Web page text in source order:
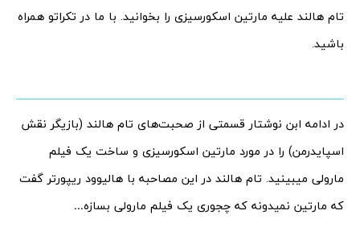
تام هالند علیه مارتین اسکورسیزی را بخوانید. با ما در تکراتو همراه
باشید.
در ادامه ابن نوشتار قسمتی از صحبت‌های تام هالند (بازیگر نقش
اسپایدرمن) را در مورد مارتین اسکورسیزی و ساخت یک فیلم
مارولی میبینید. تام هالند در این مصاحبه با هالیوود ریپورتر گفت
که مارتین نمیدونه که چجوری یک فیلم مارولی بسازه…